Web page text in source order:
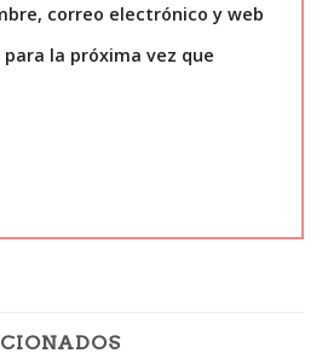
correo electrónico y web
la próxima vez que